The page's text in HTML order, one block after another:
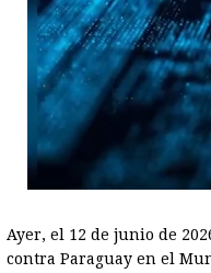
Ayer, el 12 de junio de
contra Paraguay en el